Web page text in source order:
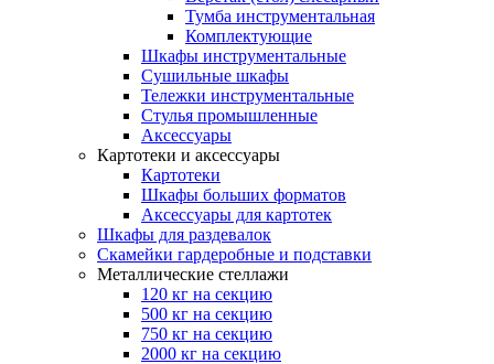
Тумба инструментальная
Комплектующие
Шкафы инструментальные
Сушильные шкафы
Тележки инструментальные
Стулья промышленные
Аксессуары
Картотеки и аксессуары
Картотеки
Шкафы больших форматов
Аксессуары для картотек
Шкафы для раздевалок
Скамейки гардеробные и подставки
Металлические стеллажи
120 кг на секцию
500 кг на секцию
750 кг на секцию
2000 кг на секцию